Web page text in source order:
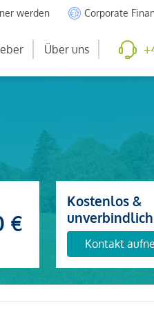
werden Corporate
Über uns
€
Kostenlos &
unverbindlich.
Kontakt